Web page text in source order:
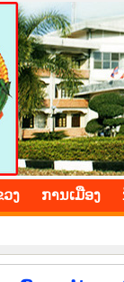
ງ ​ການ​ເມືອງ